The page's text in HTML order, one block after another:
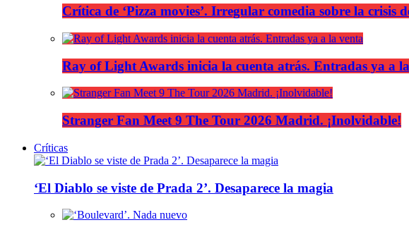
Crítica de ‘Pizza movies’. Irregular comedia sobre la crisis
Ray of Light Awards inicia la cuenta atrás. Entradas ya a
Stranger Fan Meet 9 The Tour 2026 Madrid. ¡Inolvidable!
Críticas
‘El Diablo se viste de Prada 2’. Desaparece la magia